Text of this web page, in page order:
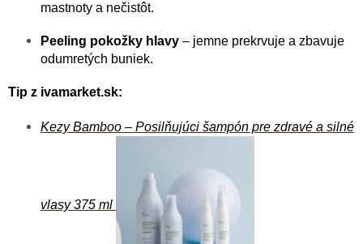
mastnoty a nečistôt.
Peeling pokožky hlavy – jemne prekrvuje a zbavuje
odumretých buniek.
Tip z ivamarket.sk:
Kezy Bamboo – Posilňujúci šampón pre zdravé a silné
vlasy 375 ml